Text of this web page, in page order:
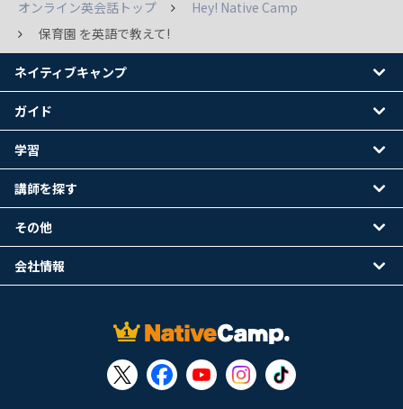
オンライン英会話トップ
Hey! Native Camp
保育園 を英語で教えて!
ネイティブキャンプ
ガイド
学習
講師を探す
その他
会社情報